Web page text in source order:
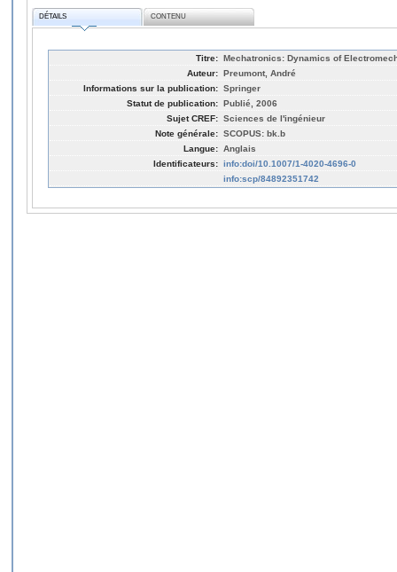
DÉTAILS CONTENU
Titre: Mechatronics: Dynamics of
Auteur: Preumont, André
Informations sur la publication: Springer
Statut de publication: Publié, 2006
Sujet CREF: Sciences de l'ingénieur
Note générale: SCOPUS: bk.b
Langue: Anglais
Identificateurs: info:doi/10.1007/1-4020-4696-0
info:scp/84892351742